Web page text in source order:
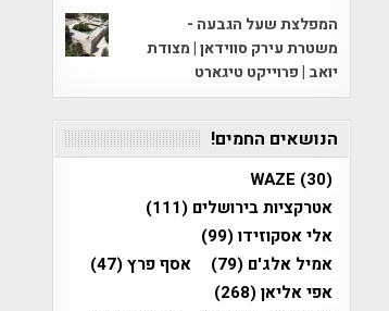
המפלצת שעל הגבעה -
משטרת עירק סווידאן | מצודת
יואב | פרוייקט טיגארט
הנושאים החמים!
WAZE (30)
אטרקציות בירושלים (111)
אלי אסקוזידו(99)
אמיל אלג'ם (79) אסף פרץ(47)
אפי אליאן(268)